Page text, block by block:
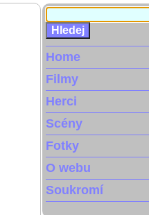
Home
Filmy
Herci
Scény
Fotky
O webu
Soukromí